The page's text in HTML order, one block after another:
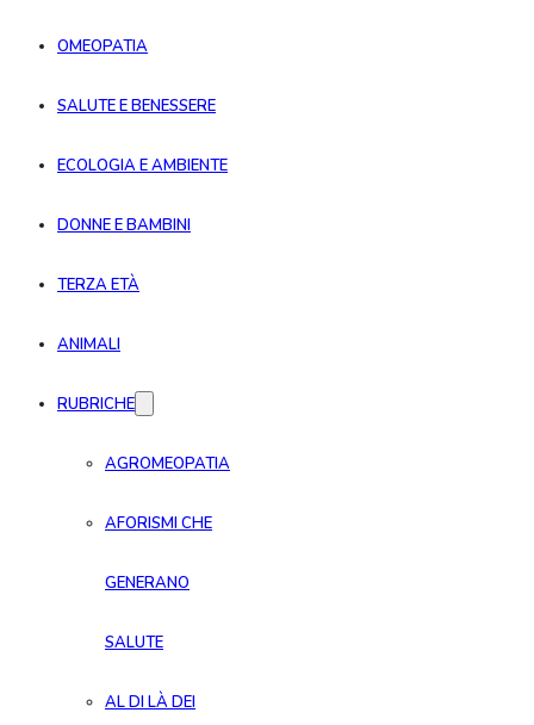
OMEOPATIA
SALUTE E BENESSERE
ECOLOGIA E AMBIENTE
DONNE E BAMBINI
TERZA ETÀ
ANIMALI
RUBRICHE
AGROMEOPATIA
AFORISMI CHE
GENERANO
SALUTE
AL DI LÀ DEI